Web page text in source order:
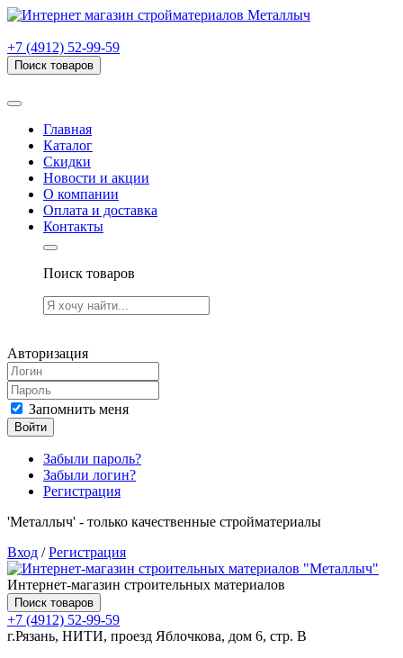
+7 (4912) 52-99-59
Поиск товаров
Главная
Каталог
Скидки
Новости и акции
О компании
Оплата и доставка
Контакты
Поиск товаров
Авторизация
Запомнить меня
Войти
Забыли пароль?
Забыли логин?
Регистрация
'Металлыч' - только качественные стройматериалы
Вход /Регистрация
Интернет-магазин строительных материалов
Поиск товаров
+7 (4912) 52-99-59
г.Рязань, НИТИ, проезд Яблочкова, дом 6, стр. В